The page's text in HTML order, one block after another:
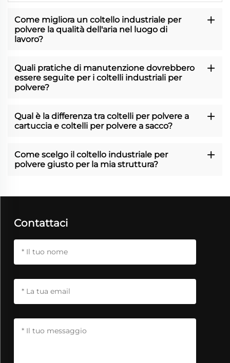
Come migliora un coltello industriale per
polvere la qualità dell'aria nel luogo di
lavoro?
Quali pratiche di manutenzione dovrebbero
essere seguite per i coltelli industriali per
polvere?
Qual è la differenza tra coltelli per polvere a
cartuccia e coltelli per polvere a sacco?
Come scelgo il coltello industriale per
polvere giusto per la mia struttura?
Contattaci